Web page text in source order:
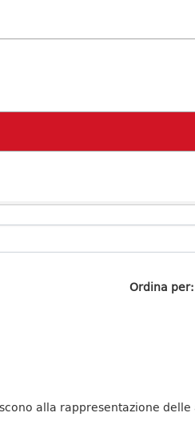
Ordina per
alla rappresentazione delle